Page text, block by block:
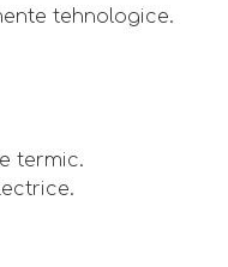
tehnologice.
termic.